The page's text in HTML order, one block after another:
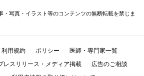
・写真・イラスト等のコンテンツの無断転載を禁じま
利用規約 ポリシー
医師・専門家一覧
レスリリース・メディア掲載
広告のご相談